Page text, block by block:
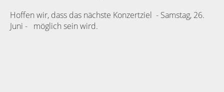
Hoffen wir, dass das nächste Konzertziel - Samstag, 26.
Juni - möglich sein wird.